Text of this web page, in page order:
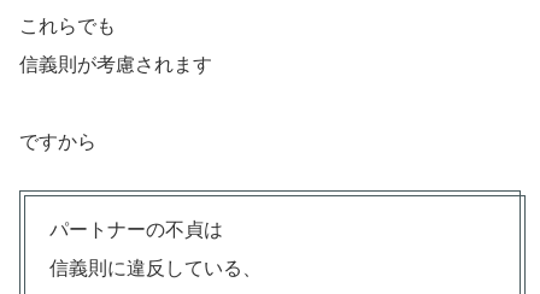
これらでも
信義則が考慮されます
ですから
パートナーの不貞は
信義則に違反している、